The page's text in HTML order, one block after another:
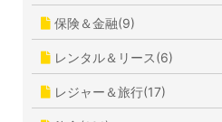
保険＆金融(9)
レンタル＆リース(6)
レジャー＆旅行(17)